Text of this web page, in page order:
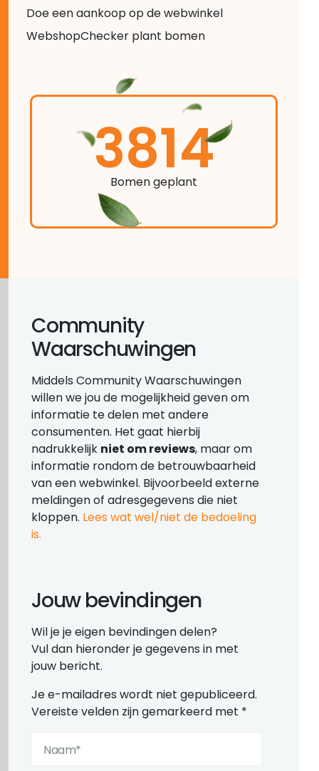
Doe een aankoop op de webwinkel
WebshopChecker plant bomen
3814
Bomen geplant
Community
Waarschuwingen
Middels Community Waarschuwingen
willen we jou de mogelijkheid geven om
informatie te delen met andere
consumenten. Het gaat hierbij
nadrukkelijk niet om reviews, maar om
informatie rondom de betrouwbaarheid
van een webwinkel. Bijvoorbeeld externe
meldingen of adresgegevens die niet
kloppen. Lees wat wel/niet de bedoeling
is.
Jouw bevindingen
Wil je je eigen bevindingen delen?
Vul dan hieronder je gegevens in met
jouw bericht.
Je e-mailadres wordt niet gepubliceerd.
Vereiste velden zijn gemarkeerd met *